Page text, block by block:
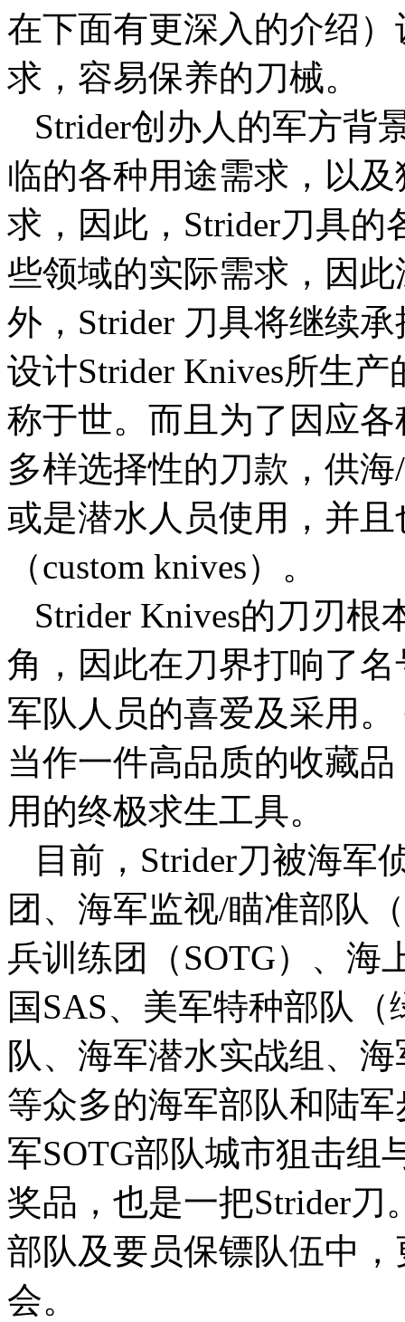
在下面有更深入的介绍
求，容易保养的刀械。
Strider创办人的军方背
临的各种用途需求，以
求，因此，Strider刀具
些领域的实际需求，因
外，Strider 刀具将继续
设计Strider Knives所生
称于世。而且为了因应
多样选择性的刀款，供
或是潜水人员使用，并
（custom knives）。
Strider Knives的刀刃根
角，因此在刀界打响了
军队人员的喜爱及采用
当作一件高品质的收藏
用的终极求生工具。
目前，Strider刀被海军
团、海军监视/瞄准部队
兵训练团（SOTG）、海
国SAS、美军特种部队
队、海军潜水实战组、
等众多的海军部队和陆
军SOTG部队城市狙击组
奖品，也是一把Strider
部队及要员保镖队伍中
会。